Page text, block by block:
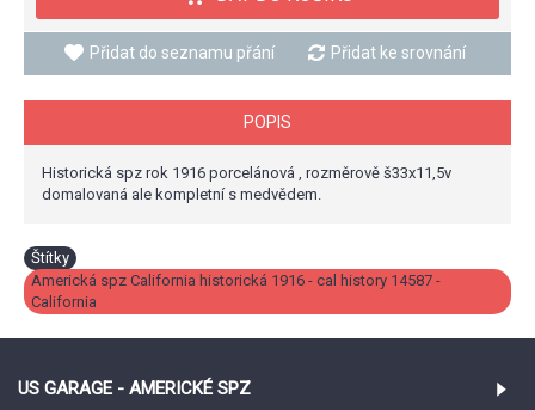
Přidat do seznamu přání Přidat ke srovnání
POPIS
Historická spz rok 1916 porcelánová , rozměrově š33x11,5v
domalovaná ale kompletní s medvědem.
Štítky
Americká spz California historická 1916 - cal history 14587 -
California
US GARAGE - AMERICKÉ SPZ